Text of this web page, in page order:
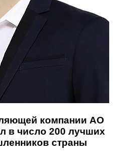
компании АО
в число 200 лучших
страны